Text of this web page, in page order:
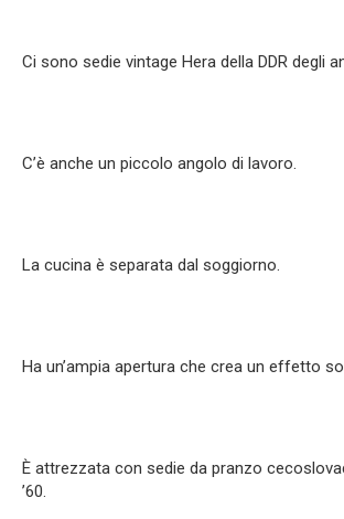
Ci sono sedie vintage Hera della DDR degli
C’è anche un piccolo angolo di lavoro.
La cucina è separata dal soggiorno.
Ha un’ampia apertura che crea un effetto
È attrezzata con sedie da pranzo
’60.